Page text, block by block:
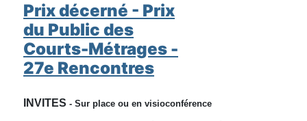
Prix décerné - Prix
du Public des
Courts-Métrages -
27e Rencontres
INVITES - Sur place ou en visioconférence